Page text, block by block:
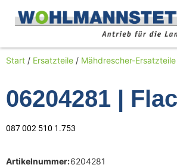
Start / Ersatzteile / Mähdrescher-Ersatzteile
06204281 |
087 002 510 1.753
Artikelnummer:6204281